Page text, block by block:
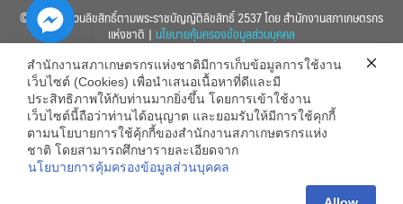
© 2560 สงวนลิขสิทธิ์ตามพระราชบัญญัติลิขสิทธิ์ 2537 โดย สำนักงานสภาเกษตรกร
แห่งชาติ | นโยบายคุ้มครองข้อมูลส่วนบุคคล
สำนักงานสภาเกษตรกรแห่งชาติมีการเก็บข้อมูลการใช้งาน
เว็บไซต์ (Cookies) เพื่อนำเสนอเนื้อหาที่ดีและมี
ประสิทธิภาพให้กับท่านมากยิ่งขึ้น โดยการเข้าใช้งาน
เว็บไซต์นี้ถือว่าท่านได้อนุญาต และยอมรับให้มีการใช้คุกกี้
ตามนโยบายการใช้คุ้กกี้ของสำนักงานสภาเกษตรกรแห่ง
ชาติ โดยสามารถศึกษารายละเอียดจาก
นโยบายการคุ้มครองข้อมูลส่วนบุคคล
Hide
chaty